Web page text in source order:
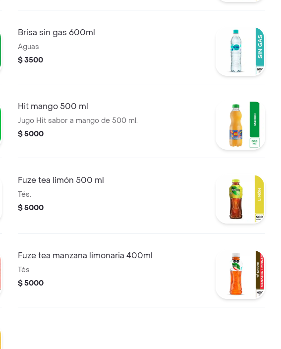
Brisa sin gas 600ml
Aguas
$ 3500
Hit mango 500 ml
Jugo Hit sabor a mango de 500 ml.
$ 5000
Fuze tea limón 500 ml
Tés.
$ 5000
Fuze tea manzana limonaria 400ml
Tés
$ 5000